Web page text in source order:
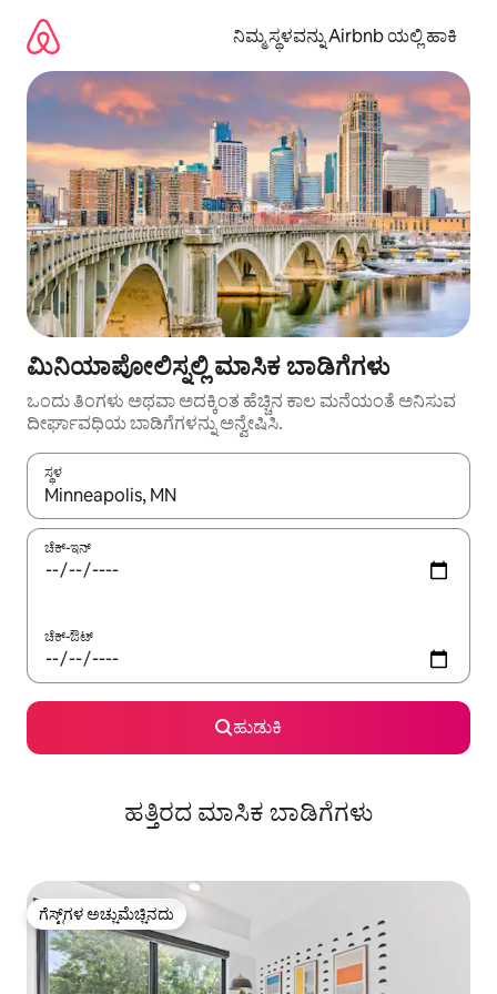
ಹೋಗಿ
ನಿಮ್ಮ ಸ್ಥಳವನ್ನು Airbnb ಯಲ್ಲಿ ಹಾಕಿ
ಮಿನಿಯಾಪೋಲಿಸ್ನಲ್ಲಿ ಮಾಸಿಕ ಬಾಡಿಗೆಗಳು
ಒಂದು ತಿಂಗಳು ಅಥವಾ ಅದಕ್ಕಿಂತ ಹೆಚ್ಚಿನ ಕಾಲ ಮನೆಯಂತೆ ಅನಿಸುವ
ದೀರ್ಘಾವಧಿಯ ಬಾಡಿಗೆಗಳನ್ನು ಅನ್ವೇಷಿಸಿ.
ಸ್ಥಳ
ಫಲಿತಾಂಶಗಳು ಲಭ್ಯವಿರುವಾಗ, ಅಪ್ ಮತ್ತು ಡೌನ್ ಬಾಣದ ಕೀಲಿಗಳೊಂದಿಗೆ
ಚೆಕ್-ಇನ್
ಚೆಕ್-ಔಟ್
ಹುಡುಕಿ
ಹತ್ತಿರದ ಮಾಸಿಕ ಬಾಡಿಗೆಗಳು
ಗೆಸ್ಟ್‌ಗಳ ಅಚ್ಚುಮೆಚ್ಚಿನದು
ಗೆಸ್ಟ್‌ಗಳ ಅಚ್ಚುಮೆಚ್ಚಿನದು